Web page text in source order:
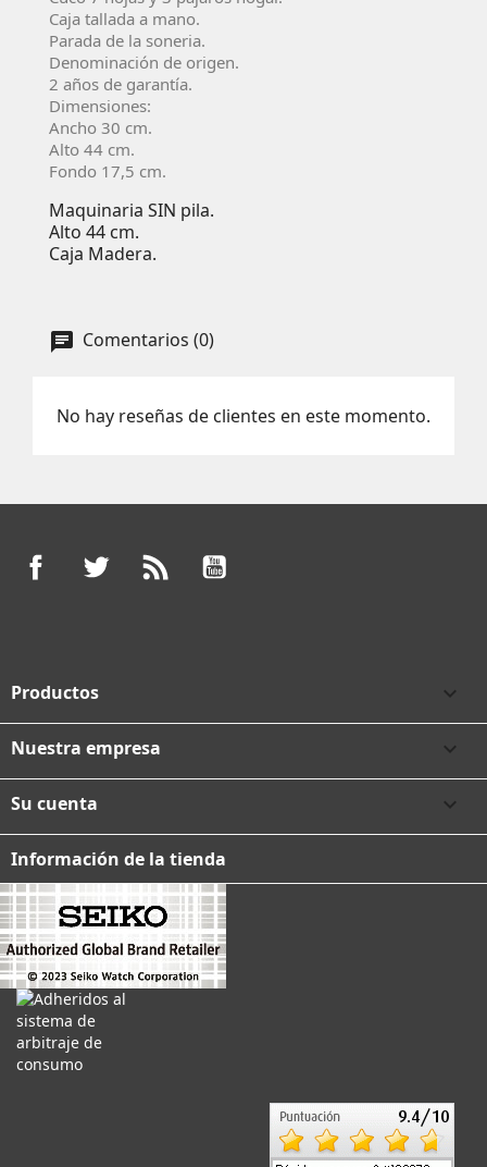
Caja tallada a mano.
Parada de la soneria.
Denominación de origen.
2 años de garantía.
Dimensiones:
Ancho 30 cm.
Alto 44 cm.
Fondo 17,5 cm.
Maquinaria SIN pila.
Alto 44 cm.
Caja Madera.
Comentarios (0)
No hay reseñas de clientes en este momento.
FacebookTwitter
Productos 
Nuestra empresa 
Su cuenta 
Información de la tienda